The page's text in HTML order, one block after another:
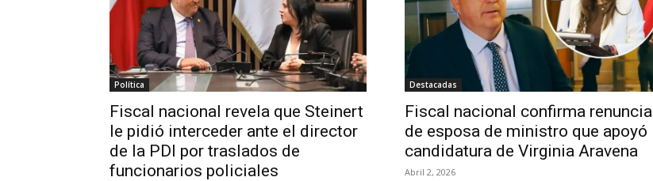
Política
Fiscal nacional revela que Steinert
le pidió interceder ante el director
de la PDI por traslados de
funcionarios policiales
Destacadas
Fiscal nacional confirma renuncia
de esposa de ministro que apoyó
candidatura de Virginia Aravena
Abril 2, 2026